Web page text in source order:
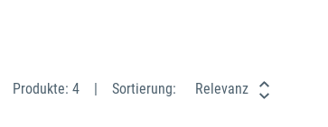
Produkte: 4 Sortierung: Relevanz